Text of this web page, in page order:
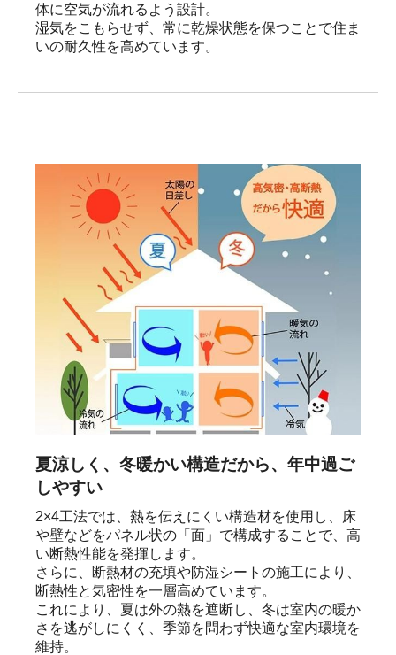
体に空気が流れるよう設計。
湿気をこもらせず、常に乾燥状態を保つことで住ま
いの耐久性を高めています。
夏涼しく、冬暖かい構造だから、年中過ご
しやすい
2×4工法では、熱を伝えにくい構造材を使用し、床
や壁などをパネル状の「面」で構成することで、高
い断熱性能を発揮します。
さらに、断熱材の充填や防湿シートの施工により、
断熱性と気密性を一層高めています。
これにより、夏は外の熱を遮断し、冬は室内の暖か
さを逃がしにくく、季節を問わず快適な室内環境を
維持。